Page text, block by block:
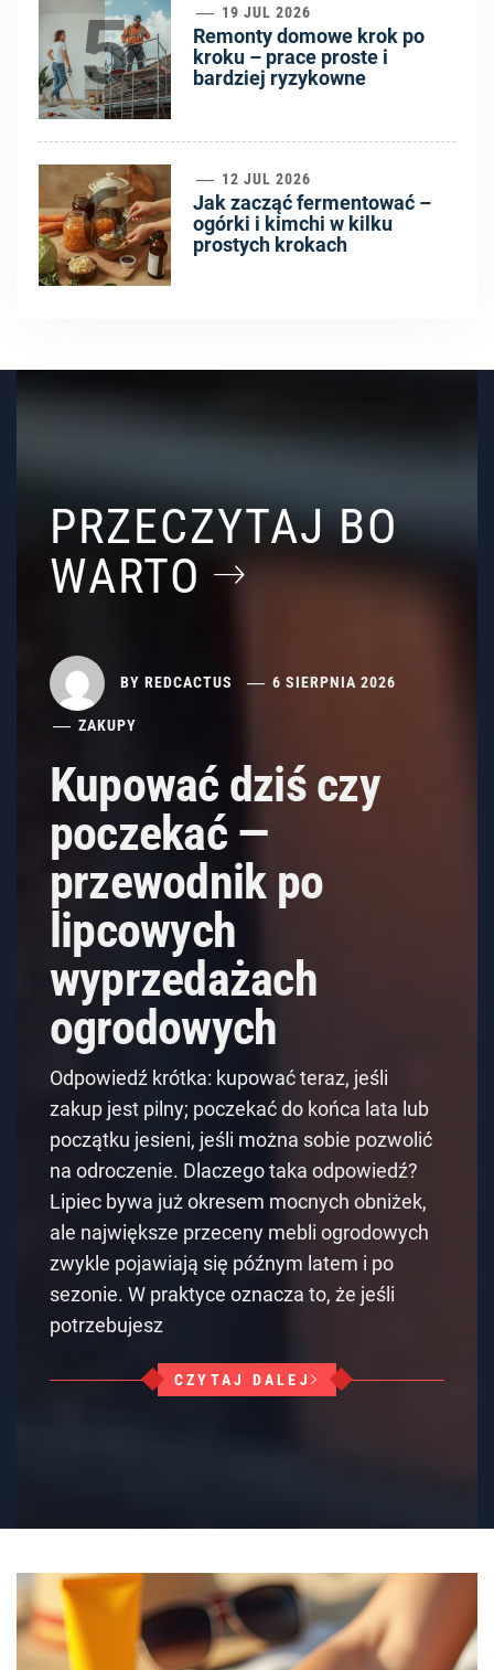
5 19 JUL 2026
Remonty domowe krok po
kroku – prace proste i
bardziej ryzykowne
6 12 JUL 2026
Jak zacząć fermentować –
ogórki i kimchi w kilku
prostych krokach
PRZECZYTAJ BO
WARTO
BY REDCACTUS 6 SIERPNIA 2026
ZAKUPY
Kupować dziś czy
poczekać —
przewodnik po
lipcowych
wyprzedażach
ogrodowych
Odpowiedź krótka: kupować teraz, jeśli
zakup jest pilny; poczekać do końca lata lub
początku jesieni, jeśli można sobie pozwolić
na odroczenie. Dlaczego taka odpowiedź?
Lipiec bywa już okresem mocnych obniżek,
ale największe przeceny mebli ogrodowych
zwykle pojawiają się późnym latem i po
sezonie. W praktyce oznacza to, że jeśli
potrzebujesz
CZYTAJ DALEJ